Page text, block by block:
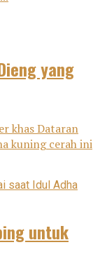
yang
khas Dataran
kuning cerah ini
untuk